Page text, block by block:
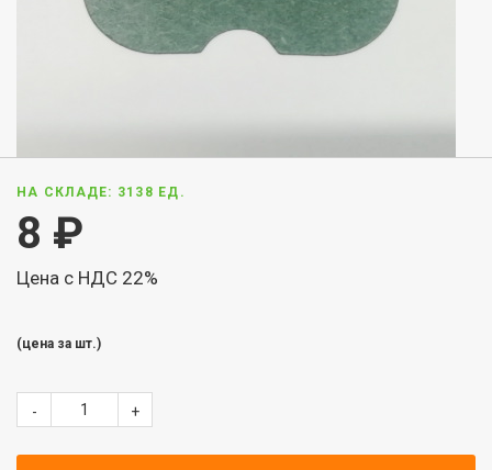
НА СКЛАДЕ: 3138 ЕД.
8 ₽
Цена с НДС 22%
(цена за шт.)
- +